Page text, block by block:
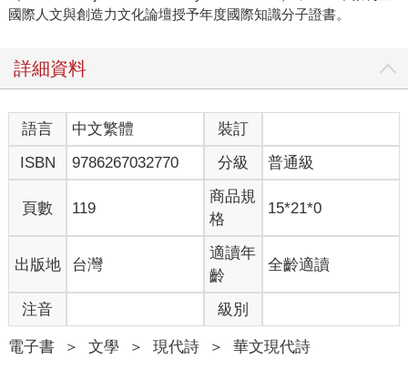
國際人文與創造力文化論壇授予年度國際知識分子證書。
詳細資料
語言 中文繁體
裝訂
ISBN
9786267032770 分級 普通級
頁數 119
商品規
格
15*21*0
出版地 台灣
適讀年
齡
全齡適讀
注音 級別
電子書 ＞ 文學 ＞ 現代詩 ＞ 華文現代詩